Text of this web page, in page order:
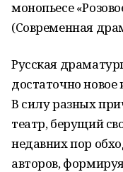
монопьесе
(Современная
Русская
достаточно
В силу разных
театр, берущий
недавних пор
авторов,